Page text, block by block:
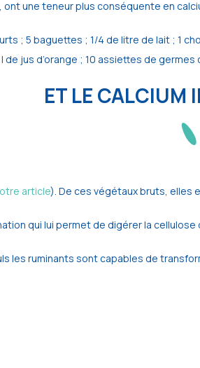
une teneur plus conséquente en
; 5 baguettes ; 1/4 de litre de lait ; 1
jus d’orange ; 10 assiettes de germes
ET LE CALCIUM
article). De ces végétaux bruts, elles
qui lui permet de digérer la cellulose
les ruminants sont capables de